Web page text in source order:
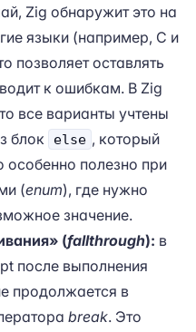
Zig обнаружит это на
языки (например, C и
позволяет оставлять
к ошибкам. В Zig
все варианты учтены
блок
else , который
особенно полезно при
(enum), где нужно
значение.
(fallthrough): в
после выполнения
продолжается в
break. Это